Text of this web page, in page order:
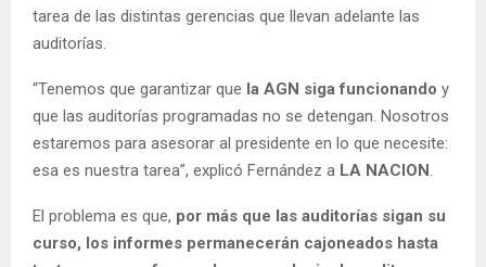
tarea de las distintas gerencias que llevan adelante las
auditorías.
“Tenemos que garantizar que la AGN siga funcionando y
que las auditorías programadas no se detengan. Nosotros
estaremos para asesorar al presidente en lo que necesite:
esa es nuestra tarea”, explicó Fernández a LA NACION.
El problema es que, por más que las auditorías sigan su
curso, los informes permanecerán cajoneados hasta